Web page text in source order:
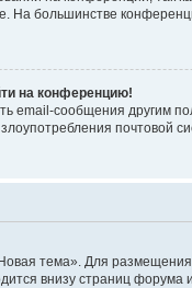
На большинстве
на конференцию!
email-сообщения другим
почтовой
тема». Для
внизу страниц